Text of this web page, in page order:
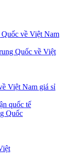
về Việt Nam
Quốc về Việt
Việt Nam giá sỉ
quốc tế
Quốc